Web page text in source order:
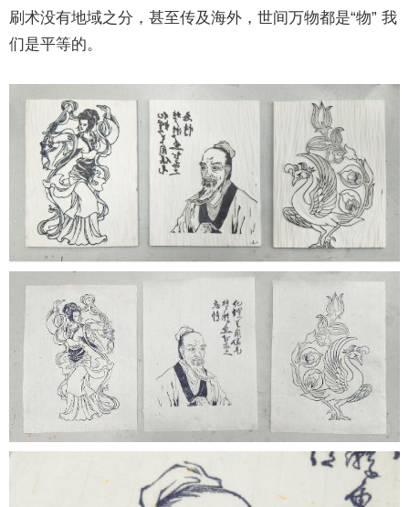
刷术没有地域之分，甚至传及海外，世间万物都是“物” 我
们是平等的。